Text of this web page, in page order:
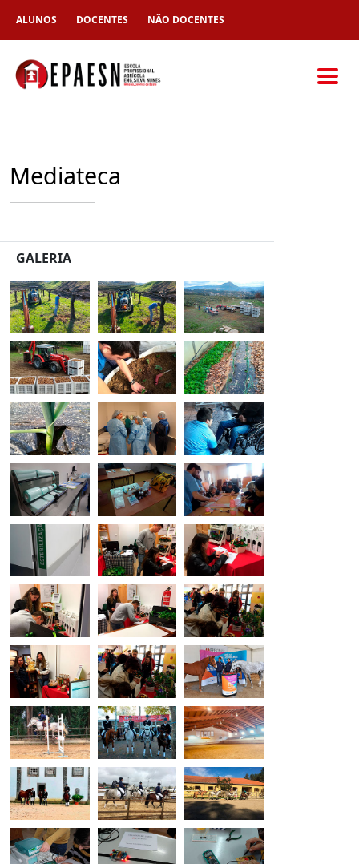
ALUNOS DOCENTES NÃO DOCENTES
Mediateca
GALERIA